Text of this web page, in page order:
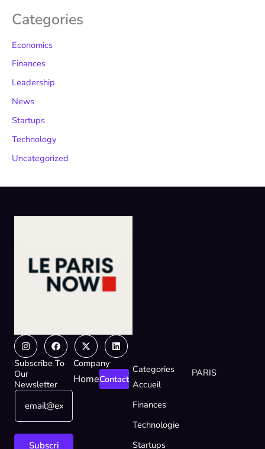
Categories
Economics
Finances
Leadership
News
Startups
Technology
Uncategorized
InstagramFacebook
X-
twitter
Linkedin
Subscribe To
Our
Newsletter
E
a
E
a
Subscri
Company
HomeContact
Categories
Accueil
Finances
Technologie
Startups
PARIS